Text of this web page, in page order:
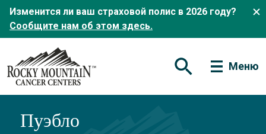
Изменится ли ваш страховой полис в 2026 году?
Сообщите нам об этом здесь.
Открытая форма
Меню
Пуэбло